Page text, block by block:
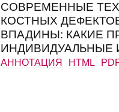
СОВРЕМЕННЫЕ
КОСТНЫХ
ВПАДИНЫ: КАКИЕ
ИНДИВИДУАЛЬНЫЕ
АННОТАЦИЯ HTML